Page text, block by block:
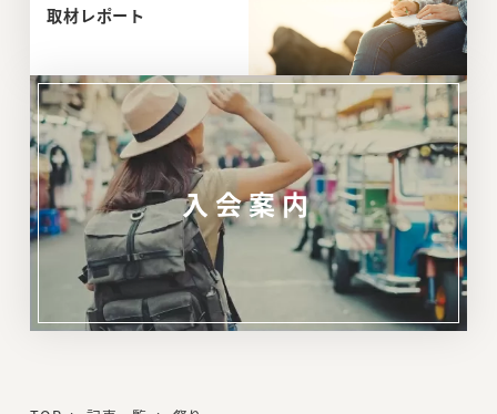
取材レポート
入会案内